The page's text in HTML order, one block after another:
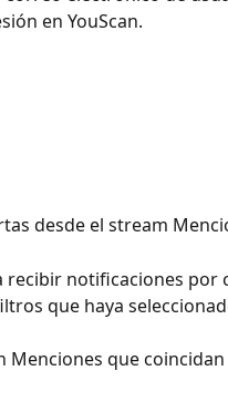
en YouScan.
desde el stream
recibir notificaciones por
que haya
Menciones que